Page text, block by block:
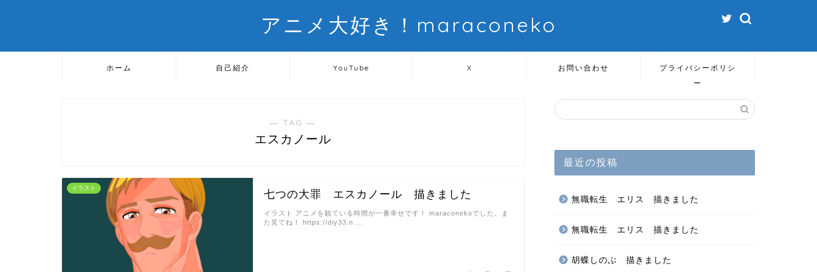
アニメ大好き！maraconeko
ホーム 自己紹介 YouTube X お問い合わせ
プライバシーポリシ
ー
― TAG ―
エスカノール
イラスト
七つの大罪 エスカノール 描きました
イラスト アニメを観ている時間が一番幸せです！ maraconekoでした。ま
た見てね！ https://diy33.n …
最近の投稿
無職転生 エリス 描きました
無職転生 エリス 描きました
胡蝶しのぶ 描きました